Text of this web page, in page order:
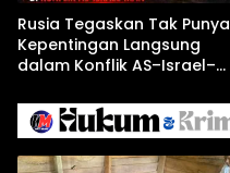
Rusia Tegaskan Tak Punya
Kepentingan Langsung
dalam Konflik AS–Israel–